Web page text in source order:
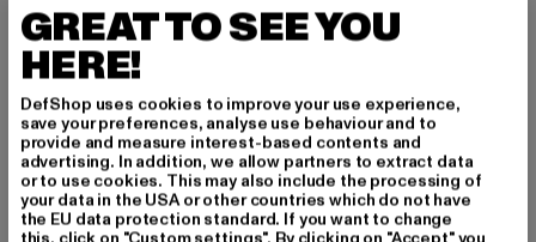
Camouflage: Der coole Print für markante
Streetwear-Looks
Camouflage ist längst mehr als nur ein militärisches Muster – es
hat sich zu einem der beliebtesten Prints in der Modewelt
entwickelt. Ursprünglich für den Einsatz im Militär entworfen,
hat sich das Tarnmuster zu einem ikonischen Trend entwickelt,
der sich besonders in der Streetwear-Kultur etabliert hat. Ob
GREAT TO SEE YOU
HERE!
DefShop uses cookies to improve your use experience,
save your preferences, analyse use behaviour and to
provide and measure interest-based contents and
advertising. In addition, we allow partners to extract data
or to use cookies. This may also include the processing of
your data in the USA or other countries which do not have
the EU data protection standard. If you want to change